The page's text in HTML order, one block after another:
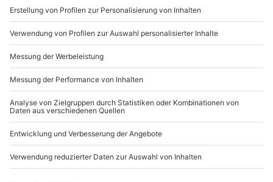
www.b2b.mydays.de/
Artikelnummer:65990
Andere Produkte entdecken